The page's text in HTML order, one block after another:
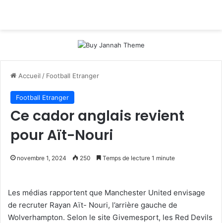
Accueil / Football Etranger
Football Etranger
Ce cador anglais revient
pour Aït-Nouri
novembre 1, 2024 250 Temps de lecture 1 minute
Les médias rapportent que Manchester United envisage
de recruter Rayan Aït- Nouri, l’arrière gauche de
Wolverhampton. Selon le site Givemesport, les Red Devils